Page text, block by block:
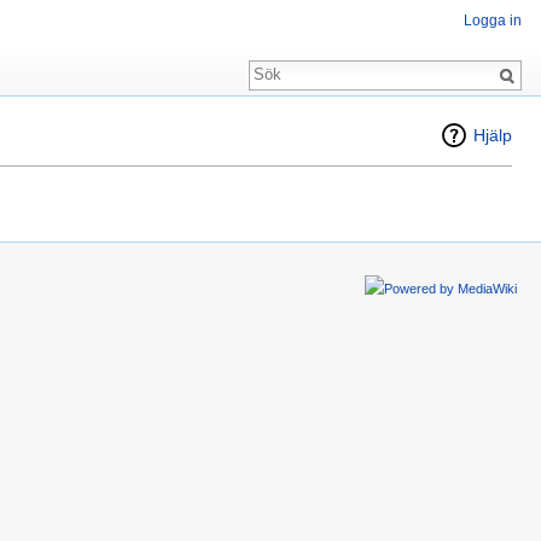
Hjälp
Logga in